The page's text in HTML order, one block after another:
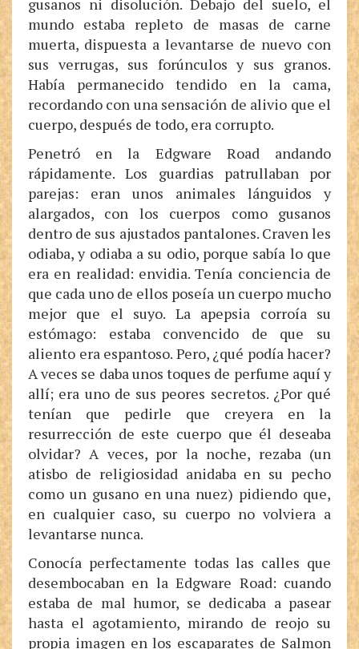
gusanos ni disolución. Debajo del suelo, el
mundo estaba repleto de masas de carne
muerta, dispuesta a levantarse de nuevo con
sus verrugas, sus forúnculos y sus granos.
Había permanecido tendido en la cama,
recordando con una sensación de alivio que el
cuerpo, después de todo, era corrupto.
Penetró en la Edgware Road andando
rápidamente. Los guardias patrullaban por
parejas: eran unos animales lánguidos y
alargados, con los cuerpos como gusanos
dentro de sus ajustados pantalones. Craven les
odiaba, y odiaba a su odio, porque sabía lo que
era en realidad: envidia. Tenía conciencia de
que cada uno de ellos poseía un cuerpo mucho
mejor que el suyo. La apepsia corroía su
estómago: estaba convencido de que su
aliento era espantoso. Pero, ¿qué podía hacer?
A veces se daba unos toques de perfume aquí y
allí; era uno de sus peores secretos. ¿Por qué
tenían que pedirle que creyera en la
resurrección de este cuerpo que él deseaba
olvidar? A veces, por la noche, rezaba (un
atisbo de religiosidad anidaba en su pecho
como un gusano en una nuez) pidiendo que,
en cualquier caso, su cuerpo no volviera a
levantarse nunca.
Conocía perfectamente todas las calles que
desembocaban en la Edgware Road: cuando
estaba de mal humor, se dedicaba a pasear
hasta el agotamiento, mirando de reojo su
propia imagen en los escaparates de Salmon